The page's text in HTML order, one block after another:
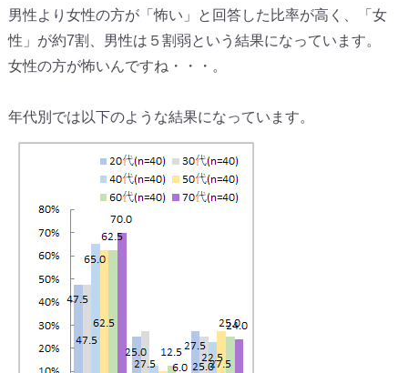
男性より女性の方が「怖い」と回答した比率が高く、「女
性」が約7割、男性は５割弱という結果になっています。
女性の方が怖いんですね・・・。
年代別では以下のような結果になっています。